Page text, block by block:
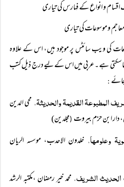
و انواع کے فہارس کی تیاری
و موسوعات کی تیاری
کی ویب سائٹس پر موجود ہیں، اس کے علاوہ
ہے ۔ عربی میں اس کے لیے درج ذیل کتب
:
المطبوعۃ القدیمۃ والحدیثۃ، محی الدین
دار ابن حزم بیروت (مجلدین)
وعلومھا، خلدون الاحدب، موسسہ الریان
الشریف، محمد خیر رمضان ،مکتبہ الرشد